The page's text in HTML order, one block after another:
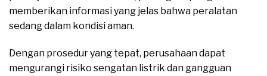
memberikan informasi yang jelas bahwa peralatan
sedang dalam kondisi aman.
Dengan prosedur yang tepat, perusahaan dapat
mengurangi risiko sengatan listrik dan gangguan